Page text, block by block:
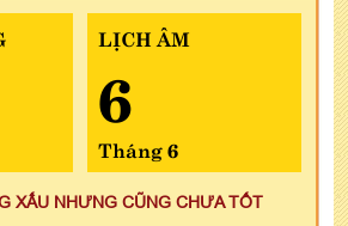
LỊCH ÂM
6
Tháng 6
XẤU NHƯNG CŨNG CHƯA TỐT